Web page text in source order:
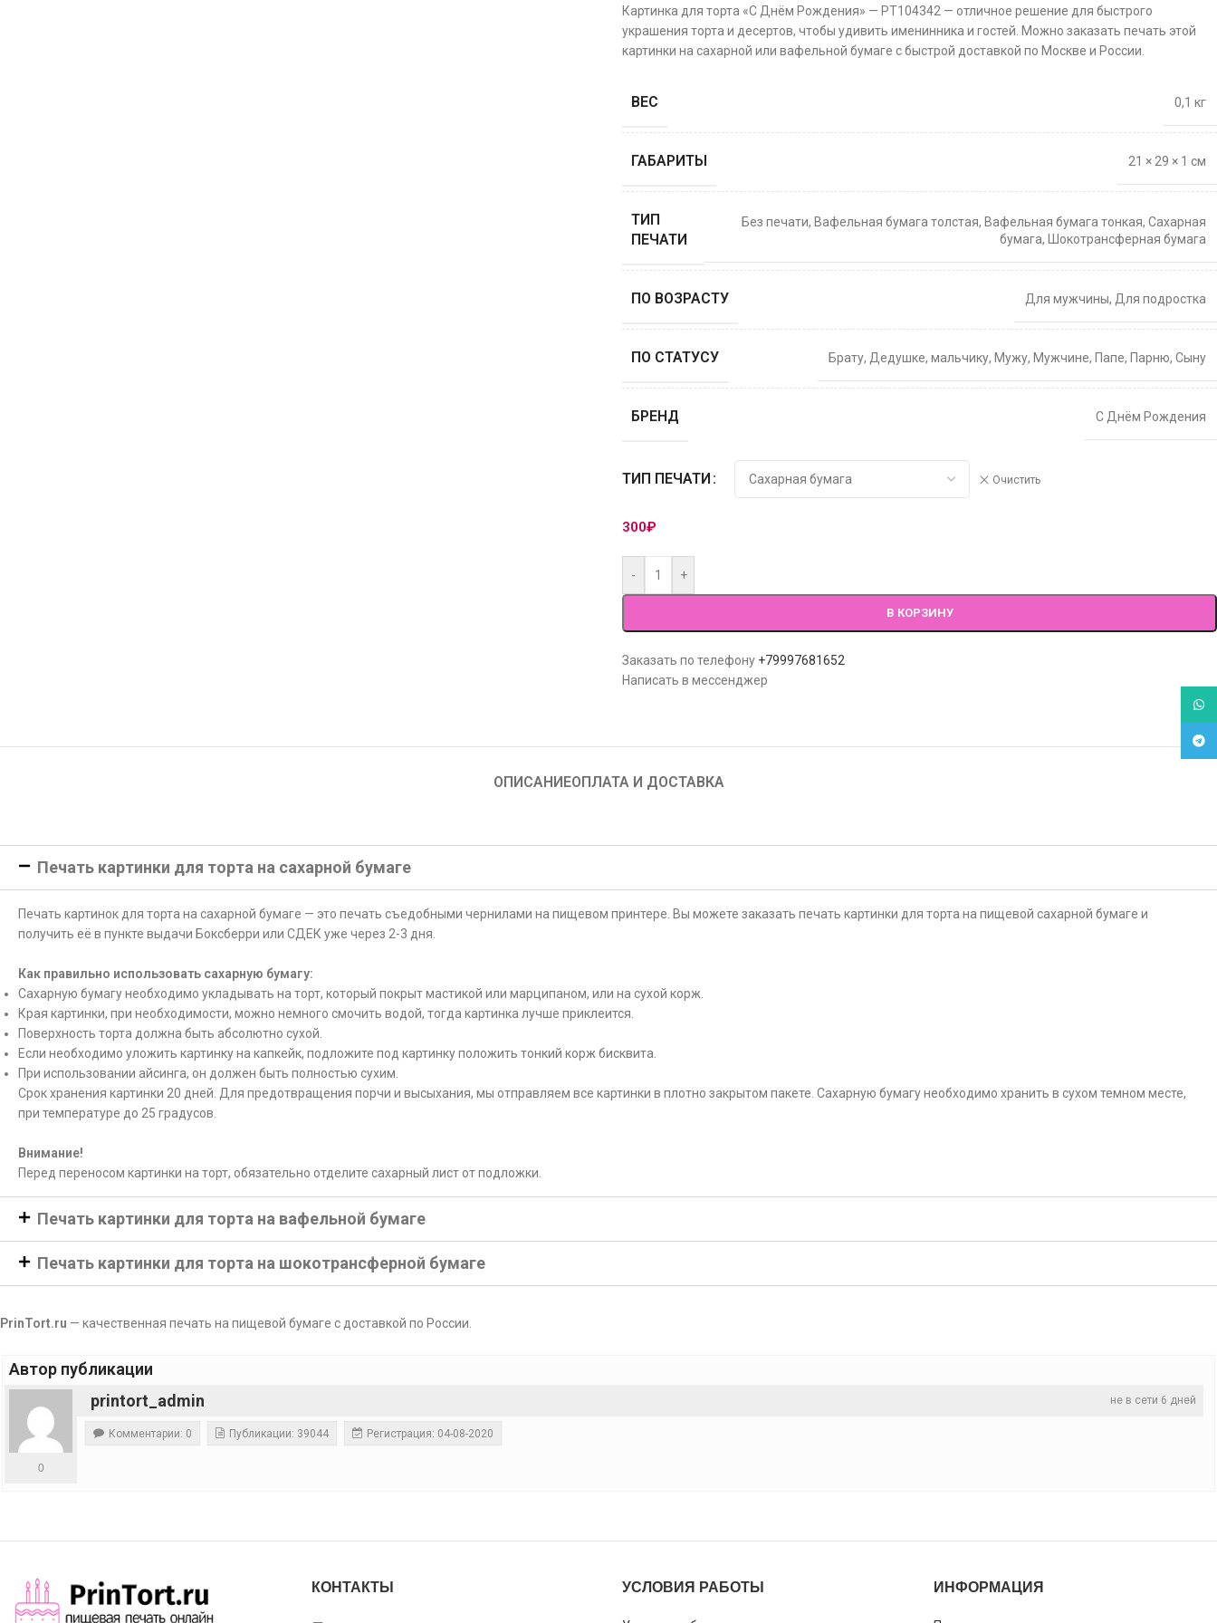
Картинка для торта «С Днём Рождения» — PT104342 — отличное решение для быстрого
украшения торта и десертов, чтобы удивить именинника и гостей. Можно заказать печать этой
картинки на сахарной или вафельной бумаге с быстрой доставкой по Москве и России.
ВЕС 0,1 кг
ГАБАРИТЫ 21 × 29 × 1 см
ТИП
ПЕЧАТИ
Без печати, Вафельная бумага толстая, Вафельная бумага тонкая, Сахарная
бумага, Шокотрансферная бумага
ПО ВОЗРАСТУ Для мужчины, Для подростка
ПО СТАТУСУ Брату, Дедушке, мальчику, Мужу, Мужчине, Папе, Парню, Сыну
БРЕНД С Днём Рождения
ТИП ПЕЧАТИ Очистить
300₽
- +
В КОРЗИНУ
Заказать по телефону +79997681652
Написать в мессенджер
ОПИСАНИЕОПЛАТА И ДОСТАВКА
Печать картинки для торта на сахарной бумаге
Печать картинок для торта на сахарной бумаге — это печать съедобными чернилами на пищевом принтере. Вы можете заказать печать картинки для торта на пищевой сахарной бумаге и
получить её в пункте выдачи Боксберри или СДЕК уже через 2-3 дня.
Как правильно использовать сахарную бумагу:
Сахарную бумагу необходимо укладывать на торт, который покрыт мастикой или марципаном, или на сухой корж.
Края картинки, при необходимости, можно немного смочить водой, тогда картинка лучше приклеится.
Поверхность торта должна быть абсолютно сухой.
Если необходимо уложить картинку на капкейк, подложите под картинку положить тонкий корж бисквита.
При использовании айсинга, он должен быть полностью сухим.
Срок хранения картинки 20 дней. Для предотвращения порчи и высыхания, мы отправляем все картинки в плотно закрытом пакете. Сахарную бумагу необходимо хранить в сухом темном месте,
при температуре до 25 градусов.
Внимание!
Перед переносом картинки на торт, обязательно отделите сахарный лист от подложки.
Печать картинки для торта на вафельной бумаге
Печать картинки для торта на шокотрансферной бумаге
PrinTort.ru — качественная печать на пищевой бумаге с доставкой по России.
Автор публикации
не в сети 6 дней
printort_admin
0
Комментарии: 0 Публикации: 39044 Регистрация: 04-08-2020
КОНТАКТЫ УСЛОВИЯ РАБОТЫ ИНФОРМАЦИЯ